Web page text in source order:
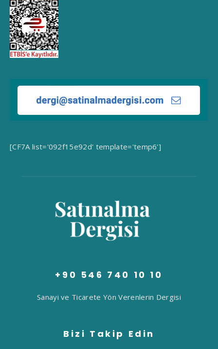
[CF7A list='092f15e92d' template='temp6']
+90 546 740 10 10
Sanayi ve Ticarete Yön Verenlerin Dergisi
Bizi Takip Edin